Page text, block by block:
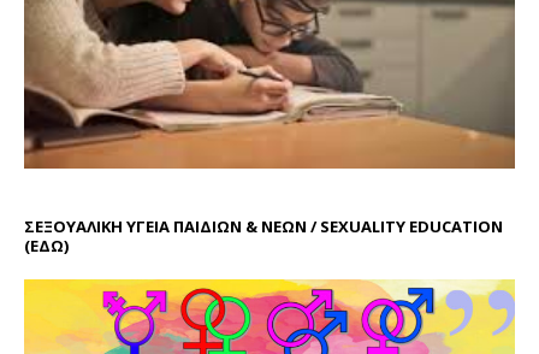
ΣΕΞΟΥΑΛΙΚΗ ΥΓΕΙΑ ΠΑΙΔΙΩΝ & ΝΕΩΝ / SEXUALITY EDUCATION
(ΕΔΩ)